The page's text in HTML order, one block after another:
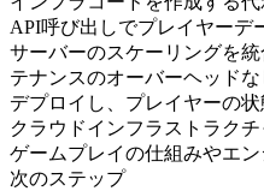
API呼び出しでプレイヤーデ
サーバーのスケーリングを
テナンスのオーバーヘッドな
デプロイし、プレイヤーの状
クラウドインフラストラク
ゲームプレイの仕組みやエ
次のステップ